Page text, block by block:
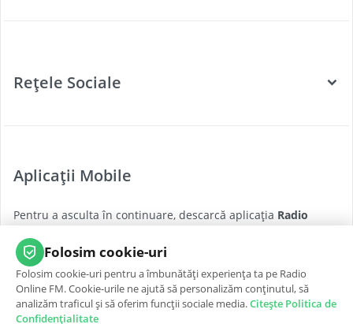
Țări
Rețele Sociale
Instagram
Aplicații Mobile
Pentru a asculta în continuare, descarcă aplicația Radio
oriunde.
App Store Google Play
Folosim cookie-uri
Folosim cookie-uri pentru a îmbunătăți experiența ta pe Radio
Online FM. Cookie-urile ne ajută să personalizăm conținutul, să
analizăm traficul și să oferim funcții sociale media.Citește Politica de
Confidențialitate